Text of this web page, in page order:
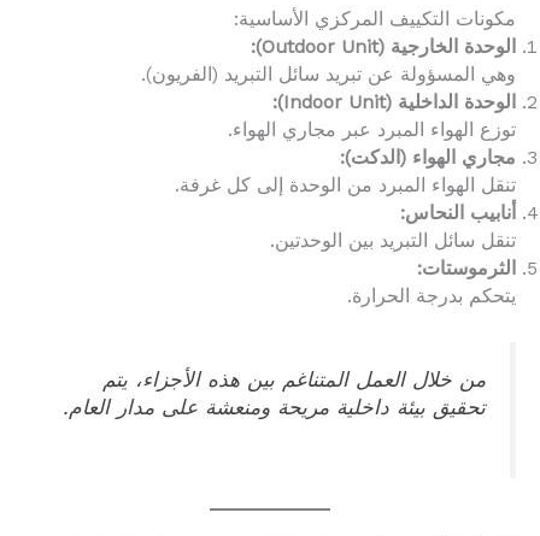
مكونات التكييف المركزي الأساسية:
الوحدة الخارجية (Outdoor Unit):
وهي المسؤولة عن تبريد سائل التبريد (الفريون).
الوحدة الداخلية (Indoor Unit):
توزع الهواء المبرد عبر مجاري الهواء.
مجاري الهواء (الدكت):
تنقل الهواء المبرد من الوحدة إلى كل غرفة.
أنابيب النحاس:
تنقل سائل التبريد بين الوحدتين.
الثرموستات:
يتحكم بدرجة الحرارة.
من خلال العمل المتناغم بين هذه الأجزاء، يتم
تحقيق بيئة داخلية مريحة ومنعشة على مدار العام.